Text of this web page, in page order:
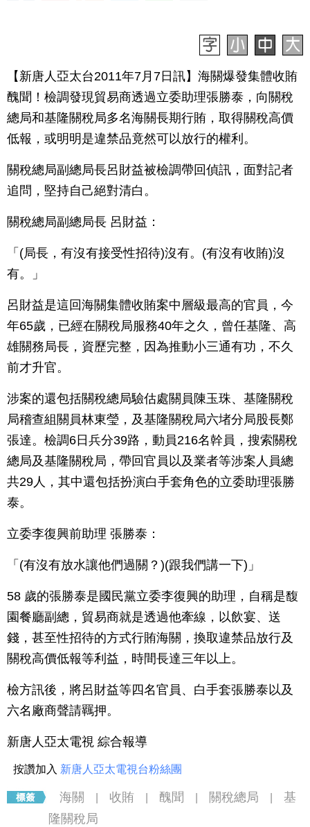
【新唐人亞太台2011年7月7日訊】海關爆發集體收賄
醜聞！檢調發現貿易商透過立委助理張勝泰，向關稅
總局和基隆關稅局多名海關長期行賄，取得關稅高價
低報，或明明是違禁品竟然可以放行的權利。
關稅總局副總局長呂財益被檢調帶回偵訊，面對記者
追問，堅持自己絕對清白。
關稅總局副總局長 呂財益：
「(局長，有沒有接受性招待)沒有。(有沒有收賄)沒
有。」
呂財益是這回海關集體收賄案中層級最高的官員，今
年65歲，已經在關稅局服務40年之久，曾任基隆、高
雄關務局長，資歷完整，因為推動小三通有功，不久
前才升官。
涉案的還包括關稅總局驗估處關員陳玉珠、基隆關稅
局稽查組關員林東瑩，及基隆關稅局六堵分局股長鄭
張達。檢調6日兵分39路，動員216名幹員，搜索關稅
總局及基隆關稅局，帶回官員以及業者等涉案人員總
共29人，其中還包括扮演白手套角色的立委助理張勝
泰。
立委李復興前助理 張勝泰：
「(有沒有放水讓他們過關？)(跟我們講一下)」
58 歲的張勝泰是國民黨立委李復興的助理，自稱是馥
園餐廳副總，貿易商就是透過他牽線，以飲宴、送
錢，甚至性招待的方式行賄海關，換取違禁品放行及
關稅高價低報等利益，時間長達三年以上。
檢方訊後，將呂財益等四名官員、白手套張勝泰以及
六名廠商聲請羈押。
新唐人亞太電視 綜合報導
按讚加入 新唐人亞太電視台粉絲團
海關 收賄 醜聞 關稅總局
基
隆關稅局